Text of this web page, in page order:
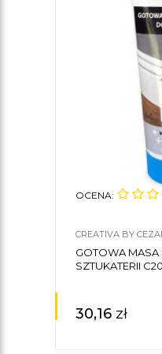
OCENA:
CREATIVA BY
GOTOWA
SZTUKATERII
30,16 zł